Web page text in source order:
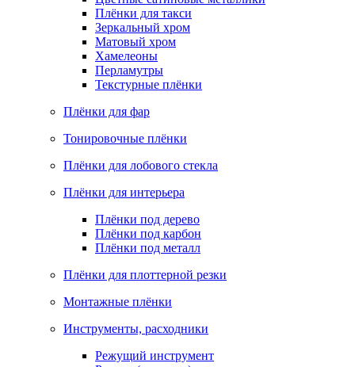
Плёнки для такси
Зеркальный хром
Матовый хром
Хамелеоны
Перламутры
Текстурные плёнки
Плёнки для фар
Тонировочные плёнки
Плёнки для лобового стекла
Плёнки для интерьера
Плёнки под дерево
Плёнки под карбон
Плёнки под металл
Плёнки для плоттерной резки
Монтажные плёнки
Инструменты, расходники
Режущий инструмент